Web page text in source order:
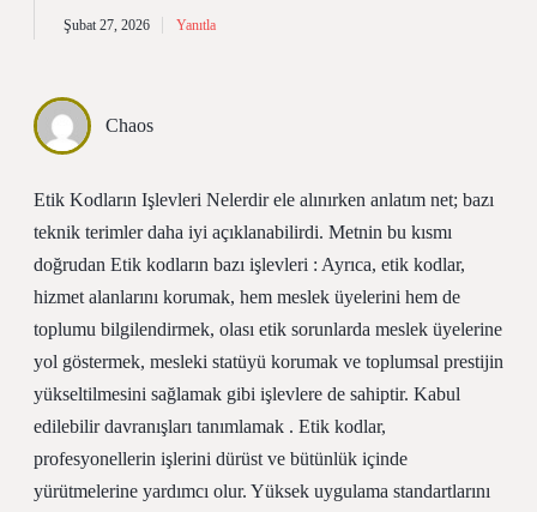
Şubat 27, 2026 Yanıtla
Chaos
Etik Kodların Işlevleri Nelerdir ele alınırken anlatım net; bazı
teknik terimler daha iyi açıklanabilirdi. Metnin bu kısmı
doğrudan Etik kodların bazı işlevleri : Ayrıca, etik kodlar,
hizmet alanlarını korumak, hem meslek üyelerini hem de
toplumu bilgilendirmek, olası etik sorunlarda meslek üyelerine
yol göstermek, mesleki statüyü korumak ve toplumsal prestijin
yükseltilmesini sağlamak gibi işlevlere de sahiptir. Kabul
edilebilir davranışları tanımlamak . Etik kodlar,
profesyonellerin işlerini dürüst ve bütünlük içinde
yürütmelerine yardımcı olur. Yüksek uygulama standartlarını